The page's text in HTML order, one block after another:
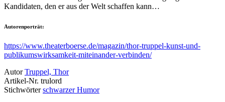
Kandidaten, den er aus der Welt schaffen kann…
Autorenporträt:
https://www.theaterboerse.de/magazin/thor-truppel-kunst-und-
publikumswirksamkeit-miteinander-verbinden/
Autor Truppel, Thor
Artikel-Nr. trulord
Stichwörter schwarzer Humor